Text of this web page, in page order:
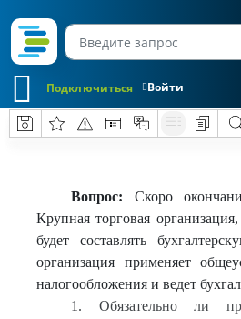
Войти
Подключиться
Вопрос: Скоро
Крупная торговая
будет составлять
организация применяет
налогообложения и ведет
1. Обязательно ли